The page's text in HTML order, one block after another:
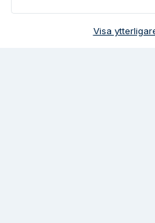
Visa